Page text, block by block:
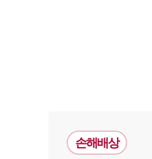
손해배상